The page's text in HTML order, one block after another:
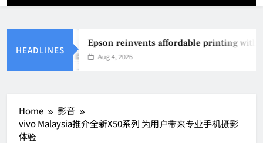
HEADLINES
Epson reinvents affordable printing with
Aug 4, 2026
Home
影音
vivo Malaysia推介全新X50系列 为用户带来专业手机摄影
体验